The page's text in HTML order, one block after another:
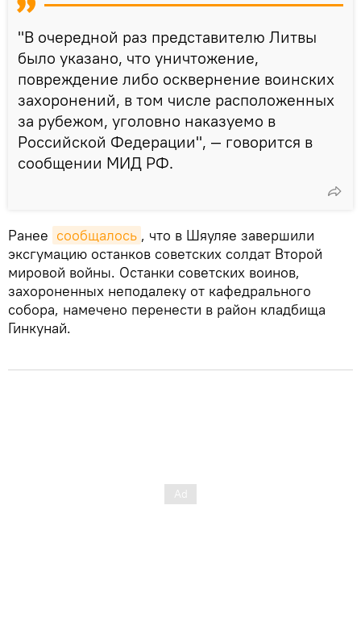
"В очередной раз представителю Литвы
было указано, что уничтожение,
повреждение либо осквернение воинских
захоронений, в том числе расположенных
за рубежом, уголовно наказуемо в
Российской Федерации", — говорится в
сообщении МИД РФ.
Ранее сообщалось , что в Шяуляе завершили
эксгумацию останков советских солдат Второй
мировой войны. Останки советских воинов,
захороненных неподалеку от кафедрального
собора, намечено перенести в район кладбища
Гинкунай.